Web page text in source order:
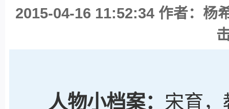
2015-04-16 11:52:34作者：杨
人物小档案： 宋育，